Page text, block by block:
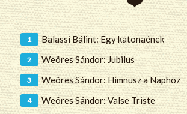
Balassi Bálint: Egy katonaének
Weöres Sándor: Jubilus
Weöres Sándor: Himnusz a Naphoz
Weöres Sándor: Valse Triste